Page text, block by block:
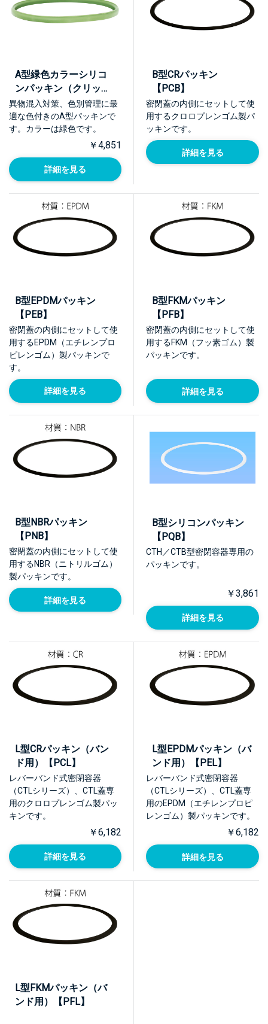
A型緑色カラーシリコ
ンパッキン（クリップ
用）【PQA-GR】
異物混入対策、色別管理に最
適な色付きのA型パッキンで
す。カラーは緑色です。
￥4,851
詳細を見る
B型CRパッキン
【PCB】
密閉蓋の内側にセットして使
用するクロロプレンゴム製パ
ッキンです。
詳細を見る
B型EPDMパッキン
【PEB】
密閉蓋の内側にセットして使
用するEPDM（エチレンプロ
ピレンゴム）製パッキンで
す。
詳細を見る
B型FKMパッキン
【PFB】
密閉蓋の内側にセットして使
用するFKM（フッ素ゴム）製
パッキンです。
詳細を見る
B型NBRパッキン
【PNB】
密閉蓋の内側にセットして使
用するNBR（ニトリルゴム）
製パッキンです。
詳細を見る
B型シリコンパッキン
【PQB】
CTH／CTB型密閉容器専用の
パッキンです。
￥3,861
詳細を見る
L型CRパッキン（バン
ド用）【PCL】
レバーバンド式密閉容器
（CTLシリーズ）、CTL蓋専
用のクロロプレンゴム製パッ
キンです。
￥6,182
詳細を見る
L型EPDMパッキン（バ
ンド用）【PEL】
レバーバンド式密閉容器
（CTLシリーズ）、CTL蓋専
用のEPDM（エチレンプロピ
レンゴム）製パッキンです。
￥6,182
詳細を見る
L型FKMパッキン（バ
ンド用）【PFL】